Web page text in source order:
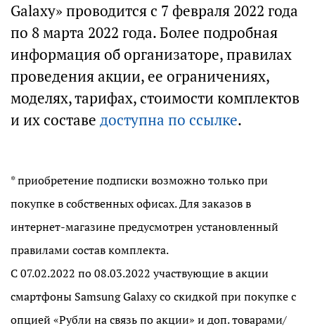
Galaxy» проводится с 7 февраля 2022 года
по 8 марта 2022 года. Более подробная
информация об организаторе, правилах
проведения акции, ее ограничениях,
моделях, тарифах, стоимости комплектов
и их составе доступна по ссылке.
* приобретение подписки возможно только при
покупке в собственных офисах. Для заказов в
интернет-магазине предусмотрен установленный
правилами состав комплекта.
С 07.02.2022 по 08.03.2022 участвующие в акции
смартфоны Samsung Galaxy со скидкой при покупке с
опцией «Рубли на связь по акции» и доп. товарами/